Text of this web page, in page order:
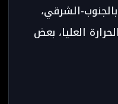
الشرقي،
الحرارة العليا، بعض